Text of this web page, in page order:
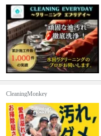
CleaningMonkey